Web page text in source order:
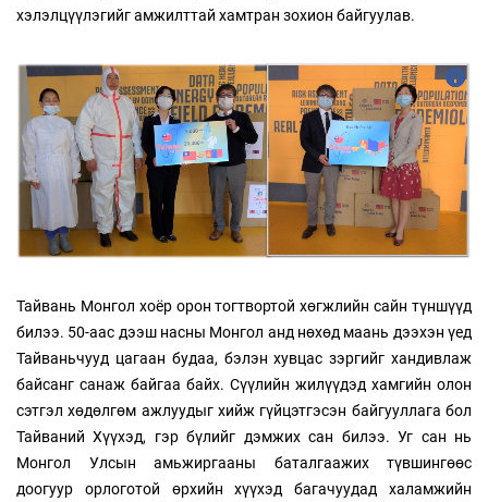
хэлэлцүүлэгийг амжилттай хамтран зохион байгуулав.
Тайвань Монгол хоёр орон тогтвортой хөгжлийн сайн түншүүд
билээ. 50-аас дээш насны Монгол анд нөхөд маань дээхэн үед
Тайваньчууд цагаан будаа, бэлэн хувцас зэргийг хандивлаж
байсанг санаж байгаа байх. Сүүлийн жилүүдэд хамгийн олон
сэтгэл хөдөлгөм ажлуудыг хийж гүйцэтгэсэн байгууллага бол
Тайваний Хүүхэд, гэр бүлийг дэмжих сан билээ. Уг сан нь
Монгол Улсын амьжиргааны баталгаажих түвшингөөс
доогуур орлоготой өрхийн хүүхэд багачуудад халамжийн